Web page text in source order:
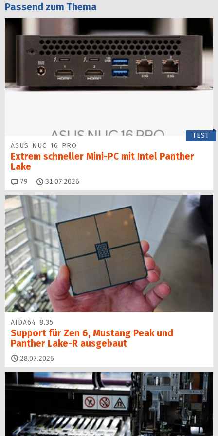
Passend zum Thema
TEST
ASUS NUC 16 PRO
Extrem schneller Mini-PC mit Intel Panther
Lake
79 Kommentare
31.07.2026
AIDA64 8.35
Support für Zen 6, Mustang Peak und
Panther Lake-R ausgebaut
28.07.2026